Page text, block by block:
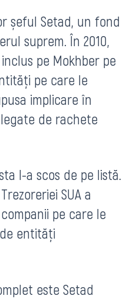
șeful Setad, un fond
suprem. În 2010,
pe Mokhber pe
pe care le
implicare în
de rachete
l-a scos de pe listă.
SUA a
pe care le
entități
este Setad